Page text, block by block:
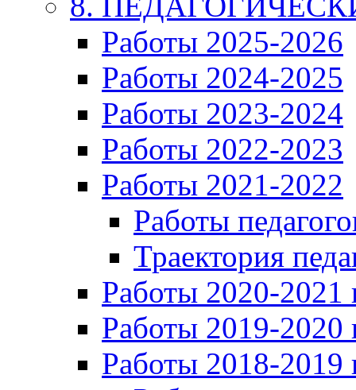
Работы 2025-2026
Работы 2024-2025
Работы 2023-2024
Работы 2022-2023
Работы 2021-2022
Работы
Траектория
Работы 2020-2021
Работы 2019-2020
Работы 2018-2019